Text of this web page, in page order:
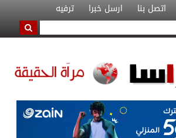
اتصل بنا ارسل خبرا ترفيه